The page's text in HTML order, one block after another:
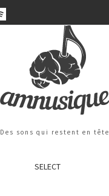
Des sons qui restent en tête
SELECT